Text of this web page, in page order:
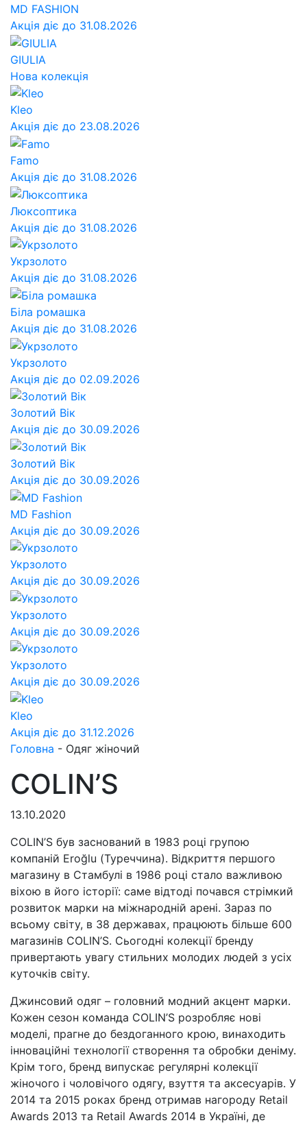
MD FASHION
Акція діє до 31.08.2026
GIULIA
Нова колекція
Kleo
Акція діє до 23.08.2026
Famo
Акція діє до 31.08.2026
Люксоптика
Акція діє до 31.08.2026
Укрзолото
Акція діє до 31.08.2026
Біла ромашка
Акція діє до 31.08.2026
Укрзолото
Акція діє до 02.09.2026
Золотий Вік
Акція діє до 30.09.2026
Золотий Вік
Акція діє до 30.09.2026
MD Fashion
Акція діє до 30.09.2026
Укрзолото
Акція діє до 30.09.2026
Укрзолото
Акція діє до 30.09.2026
Укрзолото
Акція діє до 30.09.2026
Kleo
Акція діє до 31.12.2026
Головна - Одяг жіночий
COLIN’S
13.10.2020
COLIN’S був заснований в 1983 році групою
компаній Eroğlu (Туреччина). Відкриття першого
магазину в Стамбулі в 1986 році стало важливою
віхою в його історії: саме відтоді почався стрімкий
розвиток марки на міжнародній арені. Зараз по
всьому світу, в 38 державах, працюють більше 600
магазинів COLIN’S. Сьогодні колекції бренду
привертають увагу стильних молодих людей з усіх
куточків світу.
Джинсовий одяг – головний модний акцент марки.
Кожен сезон команда COLIN’S розробляє нові
моделі, прагне до бездоганного крою, винаходить
інноваційні технології створення та обробки деніму.
Крім того, бренд випускає регулярні колекції
жіночого і чоловічого одягу, взуття та аксесуарів. У
2014 та 2015 роках бренд отримав нагороду Retail
Awards 2013 та Retail Awards 2014 в Україні, де